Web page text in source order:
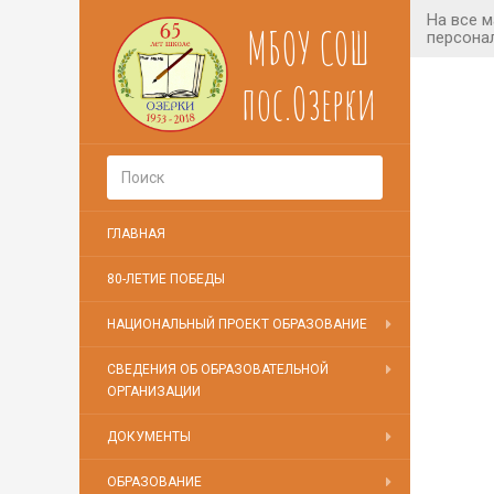
МБОУ СОШ
пос.Озерки
ГЛАВНАЯ
80-ЛЕТИЕ ПОБЕДЫ
НАЦИОНАЛЬНЫЙ ПРОЕКТ ОБРАЗОВАНИЕ
СВЕДЕНИЯ ОБ ОБРАЗОВАТЕЛЬНОЙ
ОРГАНИЗАЦИИ
ДОКУМЕНТЫ
ОБРАЗОВАНИЕ